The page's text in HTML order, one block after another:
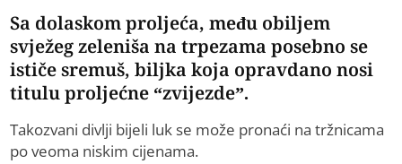
Sa dolaskom proljeća, među obiljem
svježeg zeleniša na trpezama posebno se
ističe sremuš, biljka koja opravdano nosi
titulu proljećne “zvijezde”.
Takozvani divlji bijeli luk se može pronaći na tržnicama
po veoma niskim cijenama.